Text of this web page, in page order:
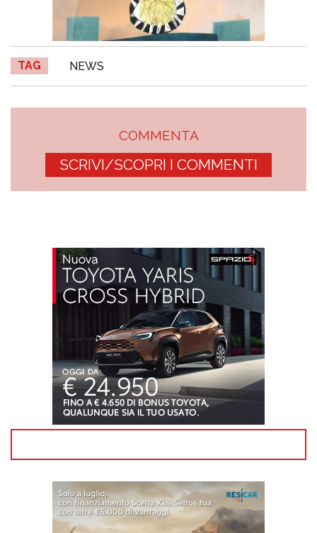
TAG NEWS
COMMENTA
SCRIVI/SCOPRI I COMMENTI